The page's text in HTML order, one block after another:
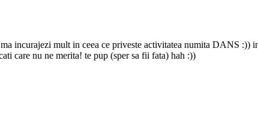
incurajezi mult in ceea ce priveste activitatea numita DANS :))
care nu ne merita! te pup (sper sa fii fata) hah :))